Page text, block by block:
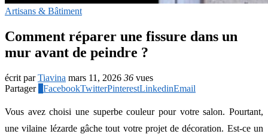
Artisans & Bâtiment
Comment réparer une fissure dans un
mur avant de peindre ?
écrit parTiavina mars 11, 2026 36 vues
Partager
FacebookTwitterPinterestLinkedinEmail
Vous avez choisi une superbe couleur pour votre salon. Pourtant,
une vilaine lézarde gâche tout votre projet de décoration. Est-ce un